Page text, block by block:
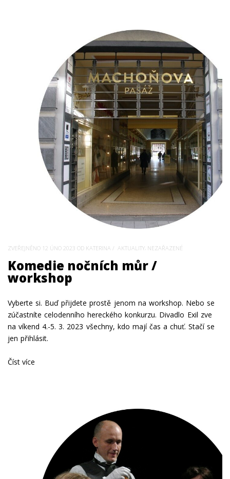
ZVEŘEJNĚNO 12 ÚNO 2023 OD KATERINA AKTUALITY NEZAŘAZENÉ
Komedie nočních můr /
workshop
Vyberte si. Buď přijdete prostě jenom na workshop. Nebo se
zúčastníte celodenního hereckého konkurzu. Divadlo Exil zve
na víkend 4.-5. 3. 2023 všechny, kdo mají čas a chuť. Stačí se
jen přihlásit.
Číst více